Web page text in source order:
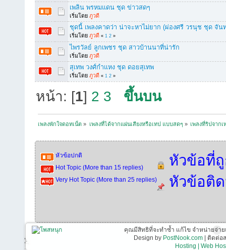
เพลิน พรหมแดน ชุด ข่าวสดๆ
เริ่มโดย ภูวดี
ชุดนี้ เพลงคาดว่า น่าจะหาไม่ยาก (ผ่องศรี วรนุช ชุด จัน
เริ่มโดย ภูวดี « 1 2 »
ไพรวัลย์ ลูกเพชร ชุด สาวบ้านนาที่น่ารัก
เริ่มโดย ภูวดี
สุเทพ วงศ์กำแหง ชุด ดอยสุเทพ
เริ่มโดย ภูวดี « 1 2 »
หน้า: [1] 2 3 ขึ้นบน
เพลงพักใจดอทเน็ต » เพลงที่ได้จากแผ่นเสียงหรือเทป แบบสดๆ » เพลงที่ริปจาก
หัวข้อปกติ
Hot Topic (More than 15 replies)
Very Hot Topic (More than 25 replies)
หัวข้อที่
หัวข้อติ
คุณมีสิทธิที่จะทำซ้ำ แก้ไข จำหน่ายจ่า
Design by PostNook.com| ติดต่อส
Hosting | Web